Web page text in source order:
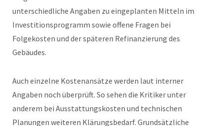
unterschiedliche Angaben zu eingeplanten Mitteln im
Investitionsprogramm sowie offene Fragen bei
Folgekosten und der späteren Refinanzierung des
Gebäudes.
Auch einzelne Kostenansätze werden laut interner
Angaben noch überprüft. So sehen die Kritiker unter
anderem bei Ausstattungskosten und technischen
Planungen weiteren Klärungsbedarf. Grundsätzliche